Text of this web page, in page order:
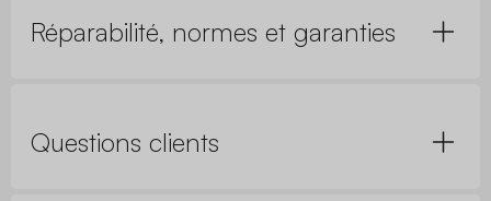
Réparabilité, normes et garanties
Questions clients